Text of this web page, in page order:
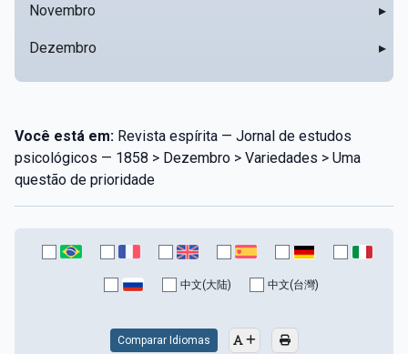
Novembro ▸
Dezembro ▸
Você está em: Revista espírita — Jornal de estudos
psicológicos — 1858 > Dezembro > Variedades > Uma
questão de prioridade
中文(大陆) 中文(台灣)
Comparar Idiomas